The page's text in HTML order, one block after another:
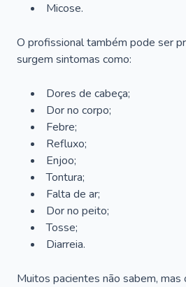
Micose.
O profissional também pode ser
surgem sintomas como:
Dores de cabeça;
Dor no corpo;
Febre;
Refluxo;
Enjoo;
Tontura;
Falta de ar;
Dor no peito;
Tosse;
Diarreia.
Muitos pacientes não sabem, mas